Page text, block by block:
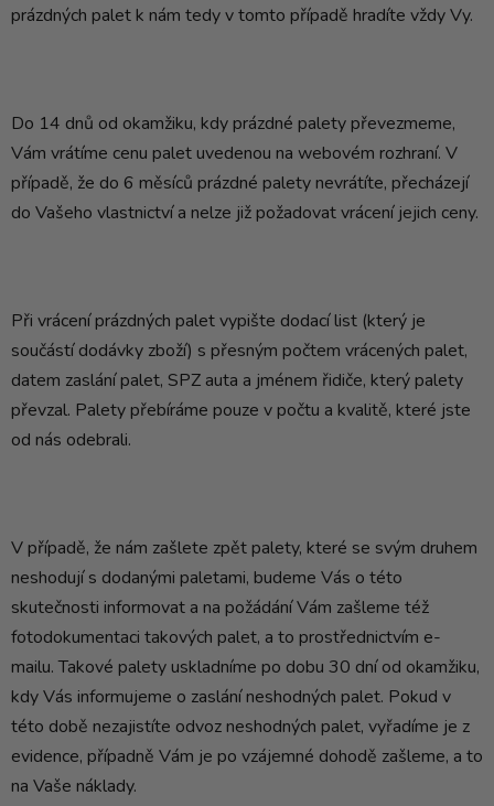
prázdných palet k nám tedy v tomto případě hradíte vždy Vy.
Do 14 dnů od okamžiku, kdy prázdné palety převezmeme,
Vám vrátíme cenu palet uvedenou na webovém rozhraní. V
případě, že do 6 měsíců prázdné palety nevrátíte, přecházejí
do Vašeho vlastnictví a nelze již požadovat vrácení jejich ceny.
Při vrácení prázdných palet vypište dodací list (který je
součástí dodávky zboží) s přesným počtem vrácených palet,
datem zaslání palet, SPZ auta a jménem řidiče, který palety
převzal. Palety přebíráme pouze v počtu a kvalitě, které jste
od nás odebrali.
V případě, že nám zašlete zpět palety, které se svým druhem
neshodují s dodanými paletami, budeme Vás o této
skutečnosti informovat a na požádání Vám zašleme též
fotodokumentaci takových palet, a to prostřednictvím e-
mailu. Takové palety uskladníme po dobu 30 dní od okamžiku,
kdy Vás informujeme o zaslání neshodných palet. Pokud v
této době nezajistíte odvoz neshodných palet, vyřadíme je z
evidence, případně Vám je po vzájemné dohodě zašleme, a to
na Vaše náklady.